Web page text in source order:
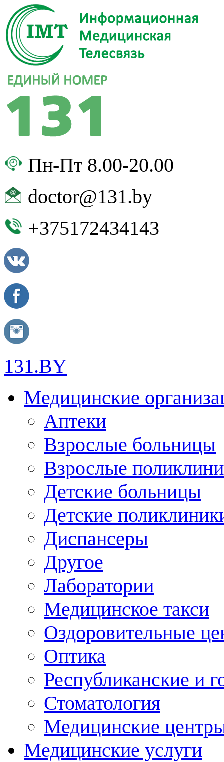
Пн-Пт 8.00-20.00
doctor@131.by
+375172434143
131.BY
Медицинские
Аптеки
Взрослые больницы
Взрослые
Детские больницы
Детские
Диспансеры
Другое
Лаборатории
Медицинское такси
Оздоровительные
Оптика
Республиканские и
Стоматология
Медицинские
Медицинские услуги